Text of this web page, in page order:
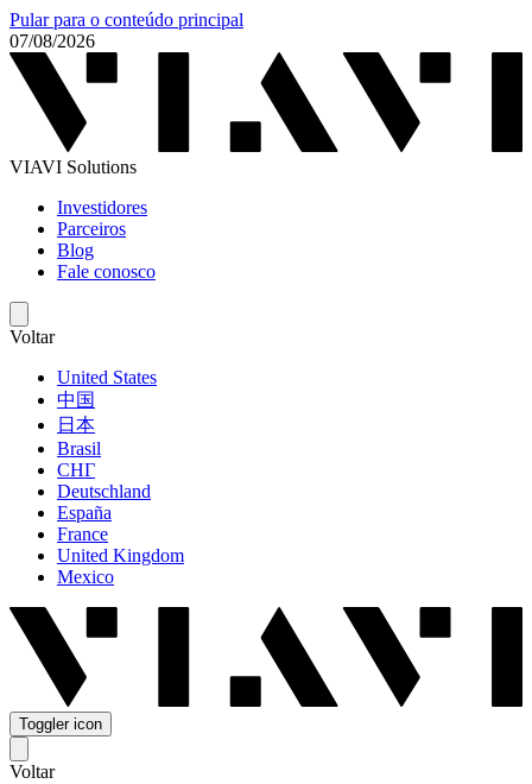
Pular para o conteúdo principal
07/08/2026
VIAVI Solutions
Investidores
Parceiros
Blog
Fale conosco
Voltar
United States
中国
日本
Brasil
СНГ
Deutschland
España
France
United Kingdom
Mexico
Toggler icon
Voltar